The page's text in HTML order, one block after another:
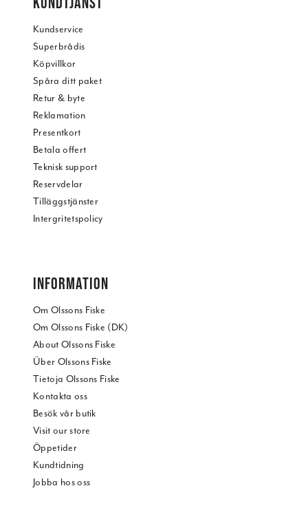
Kundservice
Superbrådis
Köpvillkor
Spåra ditt paket
Retur & byte
Reklamation
Presentkort
Betala offert
Teknisk support
Reservdelar
Tilläggstjänster
Intergritetspolicy
INFORMATION
Om Olssons Fiske
Om Olssons Fiske (DK)
About Olssons Fiske
Über Olssons Fiske
Tietoja Olssons Fiske
Kontakta oss
Besök vår butik
Visit our store
Öppetider
Kundtidning
Jobba hos oss